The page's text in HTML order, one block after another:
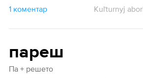
1 коментар
Kuľturnyj
пареш
Па + решето